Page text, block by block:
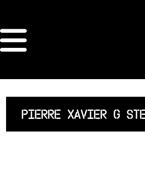
ORDRE DES
ARCHITECTES
ACCUEIL
LISTE DES
PIERRE XAVIER G